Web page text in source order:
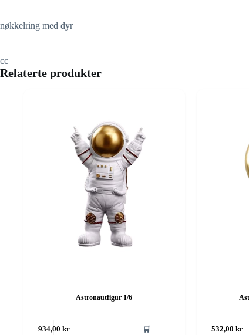
nøkkelring med dyr
cc
Relaterte produkter
Astronautfigur 1/6
934,00 kr 🛒 532,00 kr